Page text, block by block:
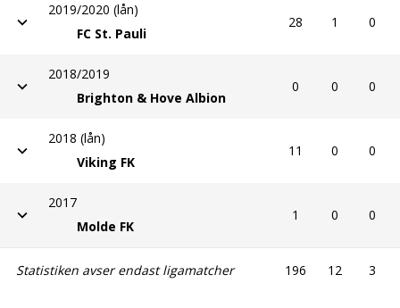
2019/2020 (lån)
FC St. Pauli
28 1 0
2018/2019
Brighton & Hove Albion
0 0 0
2018 (lån)
Viking FK
11 0 0
2017
Molde FK
1 0 0
Statistiken avser endast ligamatcher 196 12 3